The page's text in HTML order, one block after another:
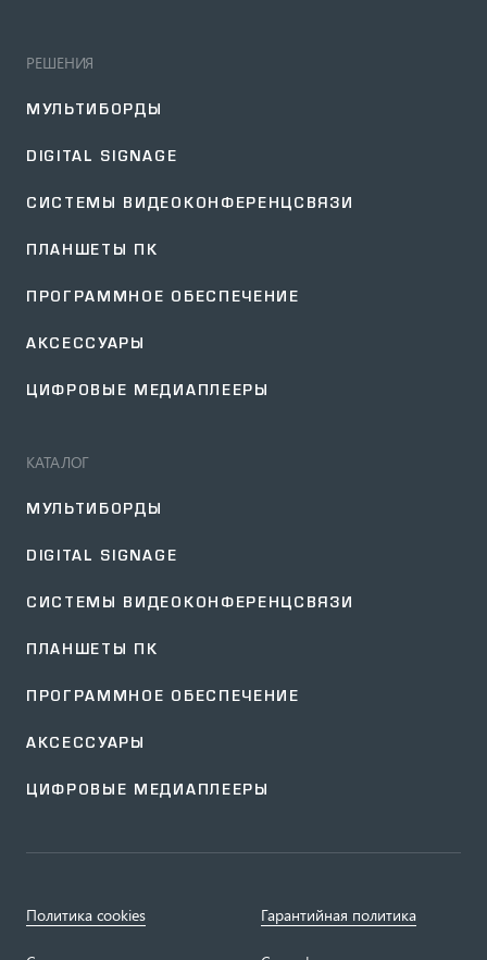
РЕШЕНИЯ
МУЛЬТИБОРДЫ
DIGITAL SIGNAGE
СИСТЕМЫ ВИДЕОКОНФЕРЕНЦСВЯЗИ
ПЛАНШЕТЫ ПК
ПРОГРАММНОЕ ОБЕСПЕЧЕНИЕ
АКСЕССУАРЫ
ЦИФРОВЫЕ МЕДИАПЛЕЕРЫ
КАТАЛОГ
МУЛЬТИБОРДЫ
DIGITAL SIGNAGE
СИСТЕМЫ ВИДЕОКОНФЕРЕНЦСВЯЗИ
ПЛАНШЕТЫ ПК
ПРОГРАММНОЕ ОБЕСПЕЧЕНИЕ
АКСЕССУАРЫ
ЦИФРОВЫЕ МЕДИАПЛЕЕРЫ
Политика cookies Гарантийная политика